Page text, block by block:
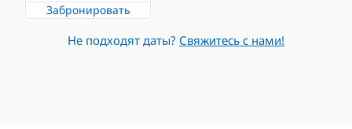
Забронировать
Не подходят даты? Свяжитесь с нами!